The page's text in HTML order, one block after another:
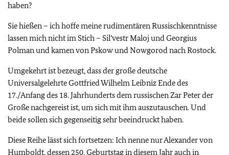
haben?
Sie hießen – ich hoffe meine rudimentären Russischkenntnisse
lassen mich nicht im Stich – Sil’vestr Maloj und Georgius
Polman und kamen von Pskow und Nowgorod nach Rostock.
Umgekehrt ist bezeugt, dass der große deutsche
Universalgelehrte Gottfried Wilhelm Leibniz Ende des
17./Anfang des 18. Jahrhunderts dem russischen Zar Peter der
Große nachgereist ist, um sich mit ihm auszutauschen. Und
beide sollen sich gegenseitig sehr beeindruckt haben.
Diese Reihe lässt sich fortsetzen: Ich nenne nur Alexander von
Humboldt, dessen 250. Geburtstag in diesem Jahr auch in